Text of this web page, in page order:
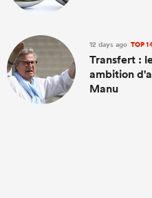
12 days ago TOP
Transfert :
ambition
Manu